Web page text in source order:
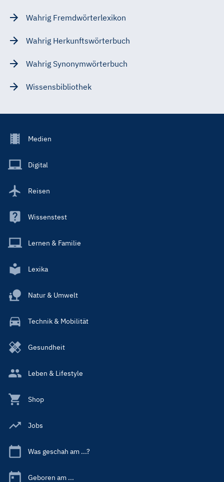
Wahrig Fremdwörterlexikon
Wahrig Herkunftswörterbuch
Wahrig Synonymwörterbuch
Wissensbibliothek
Footer
Main
Medien
Digital
Reisen
Wissenstest
Lernen & Familie
Lexika
Natur & Umwelt
Technik & Mobilität
Gesundheit
Leben & Lifestyle
Shop
Jobs
Was geschah am ...?
Geboren am ...